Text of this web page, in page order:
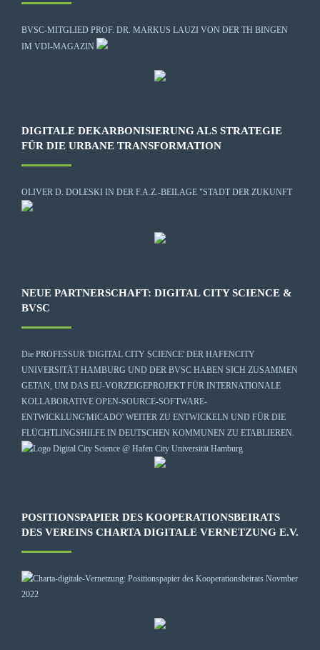
BVSC-MITGLIED PROF. DR. MARKUS LAUZI VON DER TH BINGEN
IM VDI-MAGAZIN
DIGITALE DEKARBONISIERUNG ALS STRATEGIE
FÜR DIE URBANE TRANSFORMATION
OLIVER D. DOLESKI IN DER F.A.Z.-BEILAGE "STADT DER ZUKUNFT
NEUE PARTNERSCHAFT: DIGITAL CITY SCIENCE &
BVSC
Die PROFESSUR 'DIGITAL CITY SCIENCE' DER HAFENCITY
UNIVERSITÄT HAMBURG UND DER BVSC HABEN SICH ZUSAMMEN
GETAN, UM DAS EU-VORZEIGEPROJEKT FÜR INTERNATIONALE
KOLLABORATIVE OPEN-SOURCE-SOFTWARE-
ENTWICKLUNG'MICADO' WEITER ZU ENTWICKELN UND FÜR DIE
FLÜCHTLINGSHILFE IN DEUTSCHEN KOMMUNEN ZU ETABLIEREN.
POSITIONSPAPIER DES KOOPERATIONSBEIRATS
DES VEREINS CHARTA DIGITALE VERNETZUNG E.V.